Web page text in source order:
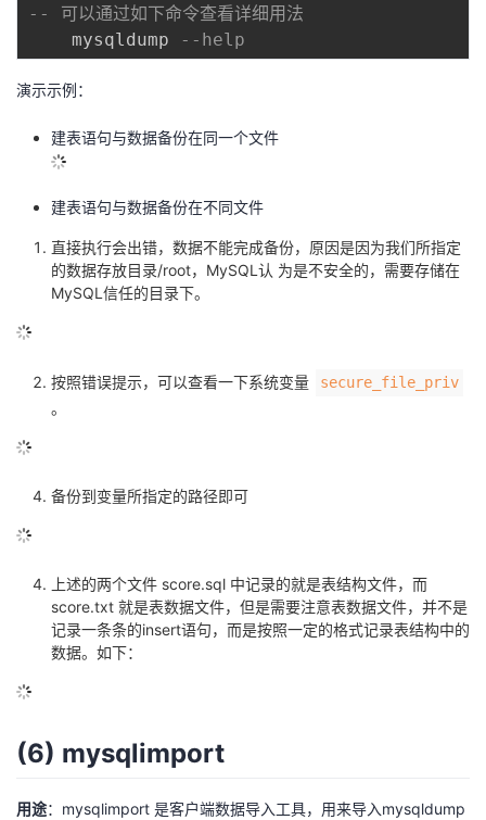
-- 可以通过如下命令查看详细用法
	mysqldump
--help
演示示例：
建表语句与数据备份在同一个文件
建表语句与数据备份在不同文件
直接执行会出错，数据不能完成备份，原因是因为我们所指定
的数据存放目录/root，MySQL认 为是不安全的，需要存储在
MySQL信任的目录下。
按照错误提示，可以查看一下系统变量 secure_file_priv
。
备份到变量所指定的路径即可
上述的两个文件 score.sql 中记录的就是表结构文件，而
score.txt 就是表数据文件，但是需要注意表数据文件，并不是
记录一条条的insert语句，而是按照一定的格式记录表结构中的
数据。如下：
(6) mysqlimport
用途：mysqlimport 是客户端数据导入工具，用来导入mysqldump